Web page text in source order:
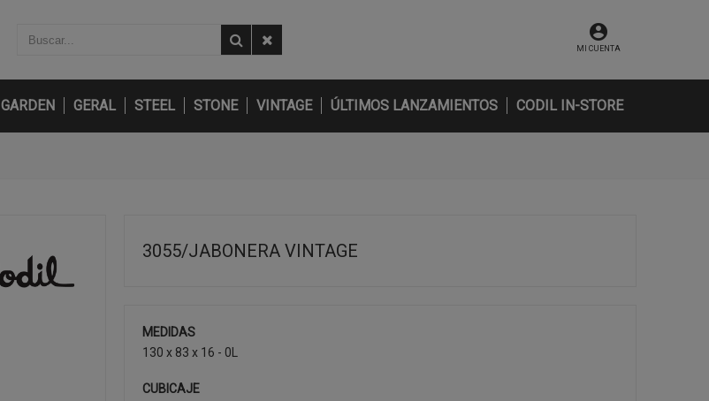
MI CUENTA
GARDEN GERAL STEEL STONE VINTAGE ÚLTIMOS LANZAMIENTOS CODIL IN-STORE
3055/JABONERA VINTAGE
MEDIDAS
130 x 83 x 16 - 0L
CUBICAJE